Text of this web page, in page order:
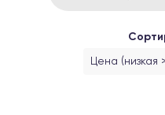
Цена (низкая